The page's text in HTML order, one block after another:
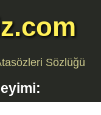
Sözlüğü